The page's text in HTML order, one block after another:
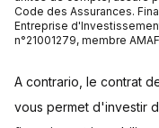
Code des Assurances.
Entreprise
n°21001279, membre
A contrario, le contrat
vous permet d'investir